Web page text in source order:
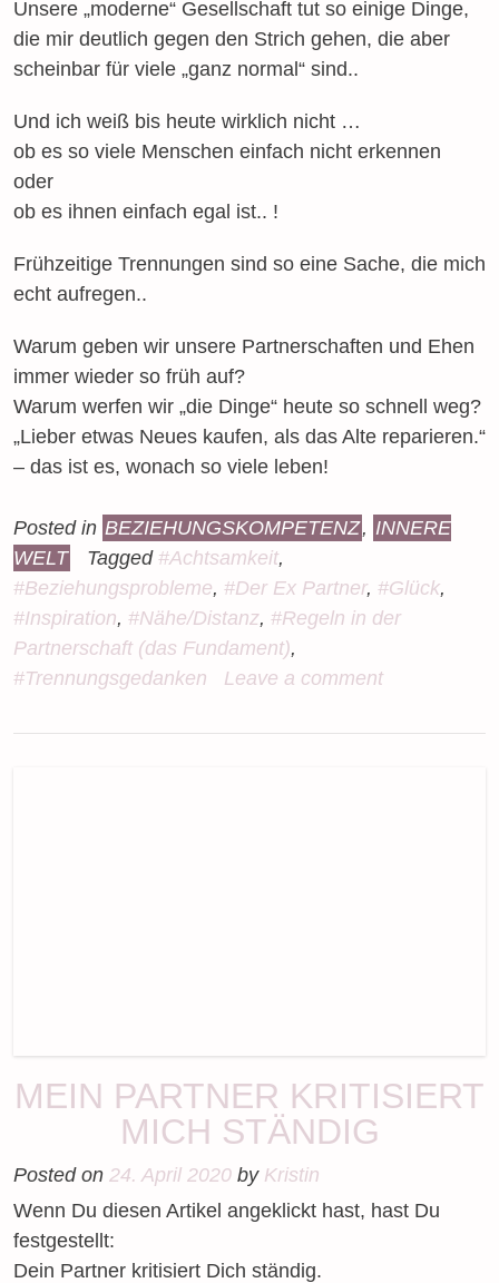
Unsere „moderne“ Gesellschaft tut so einige Dinge,
die mir deutlich gegen den Strich gehen, die aber
scheinbar für viele „ganz normal“ sind..
Und ich weiß bis heute wirklich nicht …
ob es so viele Menschen einfach nicht erkennen
oder
ob es ihnen einfach egal ist.. !
Frühzeitige Trennungen sind so eine Sache, die mich
echt aufregen..
Warum geben wir unsere Partnerschaften und Ehen
immer wieder so früh auf?
Warum werfen wir „die Dinge“ heute so schnell weg?
„Lieber etwas Neues kaufen, als das Alte reparieren.“
– das ist es, wonach so viele leben!
Posted in BEZIEHUNGSKOMPETENZ, INNERE
WELT
Tagged #Achtsamkeit,
#Beziehungsprobleme, #Der Ex Partner, #Glück,
#Inspiration, #Nähe/Distanz, #Regeln in der
Partnerschaft (das Fundament),
#Trennungsgedanken
Leave a comment
MEIN PARTNER KRITISIERT
MICH STÄNDIG
Posted on 24. April 2020 by Kristin
Wenn Du diesen Artikel angeklickt hast, hast Du
festgestellt:
Dein Partner kritisiert Dich ständig.